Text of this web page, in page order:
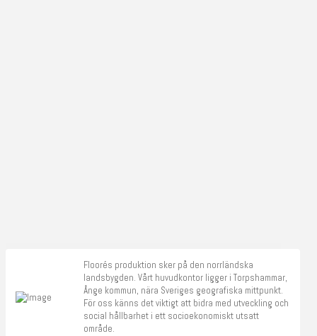
Floorés produktion sker på den norrländska
landsbygden. Vårt huvudkontor ligger i Torpshammar,
Ånge kommun, nära Sveriges geografiska mittpunkt.
För oss känns det viktigt att bidra med utveckling och
social hållbarhet i ett socioekonomiskt utsatt
område.